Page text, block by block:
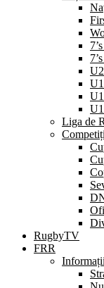
Liga de
RugbyTV
FRR